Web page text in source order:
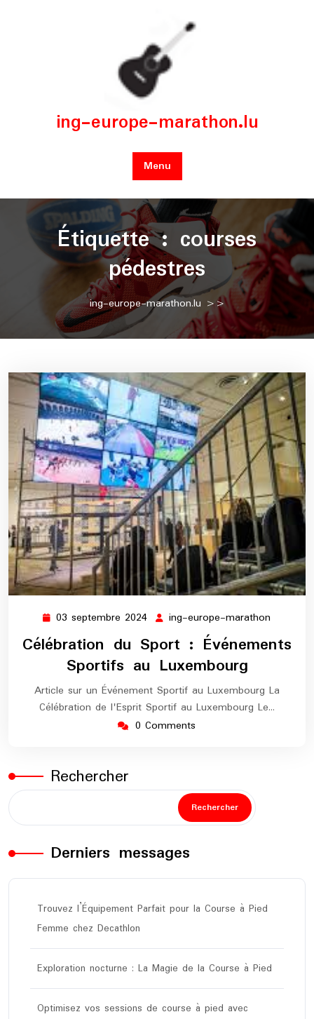
ing-europe-marathon.lu
Menu
Étiquette : courses
pédestres
ing-europe-marathon.lu >>
03 septembre 2024 03
septembre
2024
ing-europe-marathon
Célébration du Sport : Événements
Sportifs au Luxembourg
Article sur un Événement Sportif au Luxembourg La
Célébration de l'Esprit Sportif au Luxembourg Le…
0 Comments
Rechercher
Rechercher
Derniers messages
Trouvez l’Équipement Parfait pour la Course à Pied
Femme chez Decathlon
Exploration nocturne : La Magie de la Course à Pied
Optimisez vos sessions de course à pied avec